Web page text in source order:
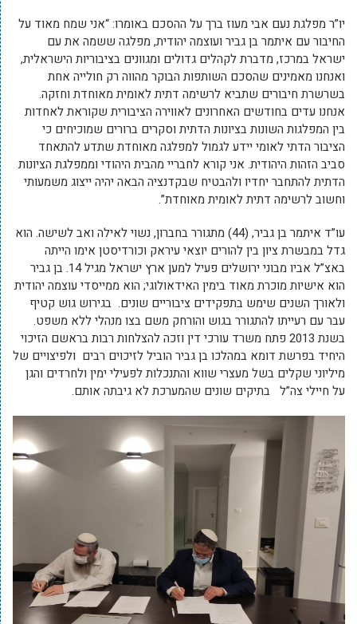
יו”ר מפלגת נעם אבי מעוז ברך על ההסכם באומרו: “אני שמח מאוד על
החיבור עם איתמר בן גביר ועוצמה יהודית, מפלגה ששמה את עם
ישראל במרכז, מדברת לקהלים גדולים ומגוונים בציבוריות הישראלית,
ואנחנו מאמינים שהסכם השותפות הבוקר מהווה רק חולייה אחת
בשרשרת חיבורים שתביא לרשימה דתית לאומית מאוחדת וחזקה.
אנחנו עדים בחודשים האחרונים לאווירה הציבורית שקוראת לאחדות
בין המפלגות השונות בציונות הדתית וסקרים ברורים שמוכיחים כי
הציבור הדתי לאומי יידע לגמול למפלגה מאוחדת שתדע להתאחד
סביב הזהות היהודית. אני קורא לחבריי מהבית היהודי וממפלגת הציונות
הדתית להתחבר יחדיו ולהבטיח שבקדנציה הבאה יהיה ייצוג משמעותי
וחשוב לרשימה דתית לאומית מאוחדת”.
עו”ד איתמר בן גביר, (44) מתגורר בחברון, נשוי לאילה ואב לשישה. הוא
גדל במבשרת ציון בין להורים יוצאי עיראק וכורדיסטן אימו הייתה
באצ”ל אביו מבוני ירושלים פעיל למען ארץ ישראל מגיל 14. בן גביר
הוא אישיות מוכרת מאוד בימין האידאולוגי; הוא ממייסדי עוצמה יהודית
ולאורך השנים שימש בתפקידים ציבוריים שונים. בגירוש גוש קטיף
עבר עם רעייתו להתגורר בגוש והורחק משם בצו מנהלי ללא משפט.
בשנת 2013 פתח משרד עורכי דין וזכה להצלחות רבות בראשם הזיכוי
היחיד בפרשת דומא במהלכו בן גביר הוביל לזיכוים רבים ולפיצויים של
מיליוני שקלים בשל מעצרי שווא והתנכלות לפעילי ימין ולחרדים והגן
על חיילי צה”ל בתיקים שונים שהמערכת לא גיבתה אותם.